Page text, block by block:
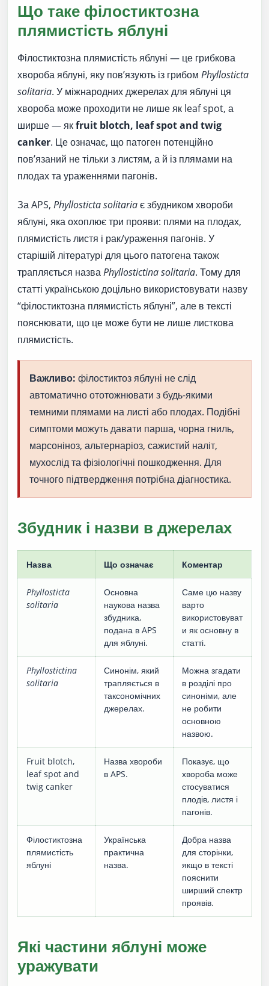
Що таке філостиктозна
плямистість яблуні
Філостиктозна плямистість яблуні — це грибкова
хвороба яблуні, яку пов’язують із грибом Phyllosticta
solitaria. У міжнародних джерелах для яблуні ця
хвороба може проходити не лише як leaf spot, а
ширше — якfruit blotch, leaf spot and twig
canker. Це означає, що патоген потенційно
пов’язаний не тільки з листям, а й із плямами на
плодах та ураженнями пагонів.
За APS, Phyllosticta solitariaє збудником хвороби
яблуні, яка охоплює три прояви: плями на плодах,
плямистість листя і рак/ураження пагонів. У
старішій літературі для цього патогена також
трапляється назваPhyllostictina solitaria. Тому для
статті українською доцільно використовувати назву
“філостиктозна плямистість яблуні”, але в тексті
пояснювати, що це може бути не лише листкова
плямистість.
Важливо: філостиктоз яблуні не слід
автоматично ототожнювати з будь-якими
темними плямами на листі або плодах. Подібні
симптоми можуть давати парша, чорна гниль,
марсоніноз, альтернаріоз, сажистий наліт,
мухослід та фізіологічні пошкодження. Для
точного підтвердження потрібна діагностика.
Збудник і назви в джерелах
Назва Що означає Коментар
Phyllosticta
solitaria
Основна
наукова назва
збудника,
подана в APS
для яблуні.
Саме цю назву
варто
використовуват
и як основну в
статті.
Phyllostictina
solitaria
Синонім, який
трапляється в
таксономічних
джерелах.
Можна згадати
в розділі про
синоніми, але
не робити
основною
назвою.
Fruit blotch,
leaf spot and
twig canker
Назва хвороби
в APS.
Показує, що
хвороба може
стосуватися
плодів, листя і
пагонів.
Філостиктозна
плямистість
яблуні
Українська
практична
назва.
Добра назва
для сторінки,
якщо в тексті
пояснити
ширший спектр
проявів.
Які частини яблуні може
уражувати